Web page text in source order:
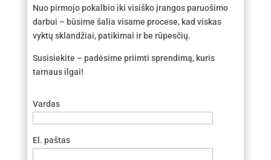
Nuo pirmojo pokalbio iki visiško įrangos paruošimo
darbui – būsime šalia visame procese, kad viskas
vyktų sklandžiai, patikimai ir be rūpesčių.
Susisiekite – padėsime priimti sprendimą, kuris
tarnaus ilgai!
Vardas
El. paštas